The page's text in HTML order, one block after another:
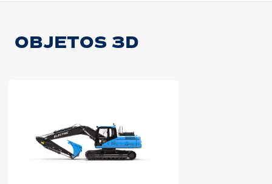
OBJETOS 3D